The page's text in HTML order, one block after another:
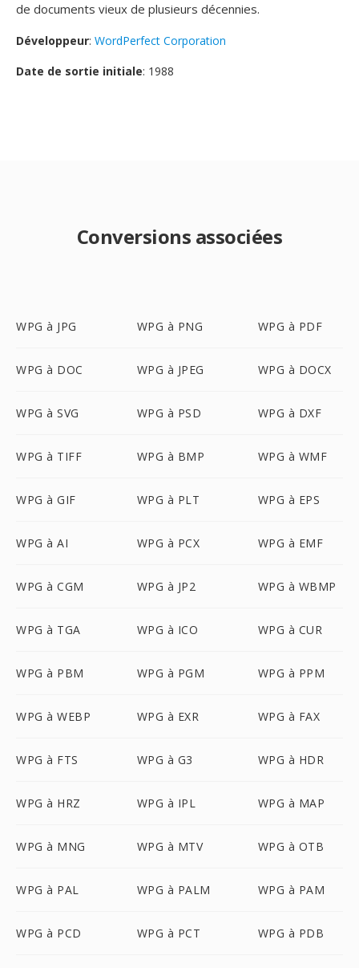
de documents vieux de plusieurs décennies.
Développeur: WordPerfect Corporation
Date de sortie initiale: 1988
Conversions associées
WPG à JPG WPG à PNG WPG à PDF
WPG à DOC WPG à JPEG WPG à DOCX
WPG à SVG WPG à PSD WPG à DXF
WPG à TIFF WPG à BMP WPG à WMF
WPG à GIF WPG à PLT WPG à EPS
WPG à AI WPG à PCX WPG à EMF
WPG à CGM WPG à JP2 WPG à WBMP
WPG à TGA WPG à ICO WPG à CUR
WPG à PBM WPG à PGM WPG à PPM
WPG à WEBP WPG à EXR WPG à FAX
WPG à FTS WPG à G3 WPG à HDR
WPG à HRZ WPG à IPL WPG à MAP
WPG à MNG WPG à MTV WPG à OTB
WPG à PAL WPG à PALM WPG à PAM
WPG à PCD WPG à PCT WPG à PDB